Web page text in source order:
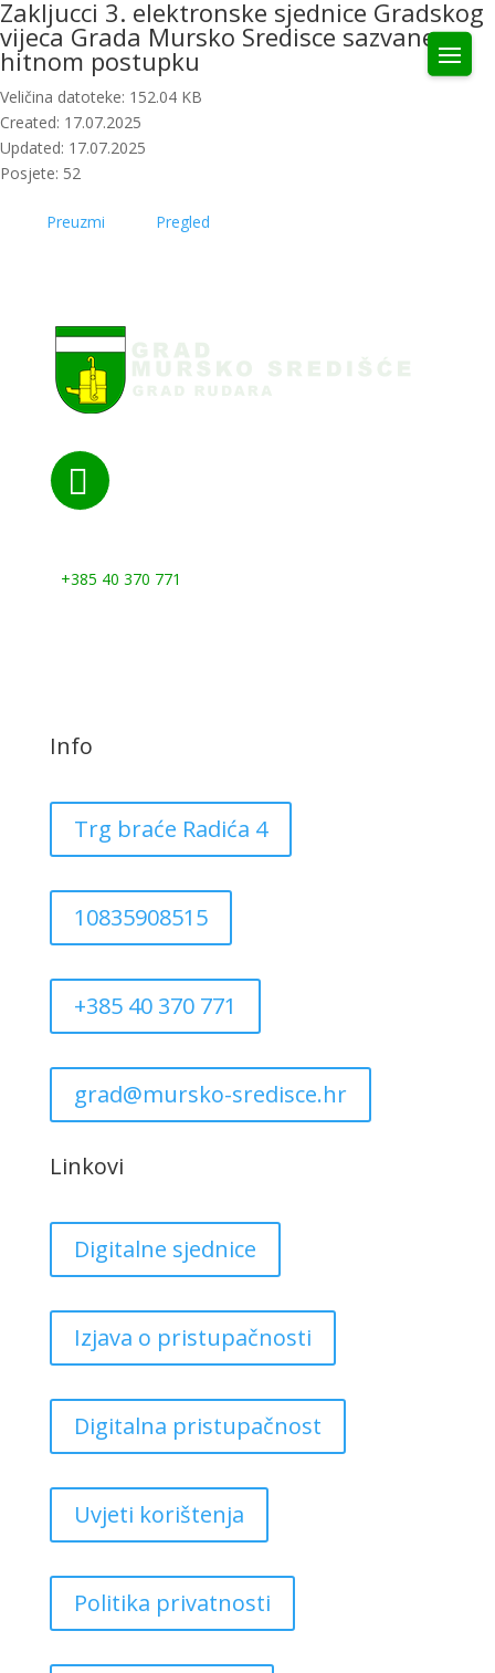
Zakljucci 3. elektronske sjednice Gradskog
vijeca Grada Mursko Sredisce sazvane po
hitnom postupku
Veličina datoteke: 152.04 KB
Created: 17.07.2025
Updated: 17.07.2025
Posjete: 52
Preuzmi Pregled

+385 40 370 771
Info
Trg braće Radića 4
10835908515
+385 40 370 771
grad@mursko-sredisce.hr
Linkovi
Digitalne sjednice
Izjava o pristupačnosti
Digitalna pristupačnost
Uvjeti korištenja
Politika privatnosti